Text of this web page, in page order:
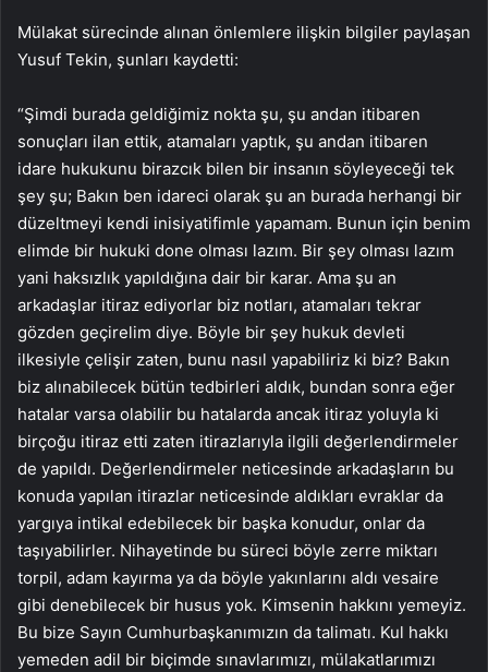
Mülakat sürecinde alınan önlemlere ilişkin bilgiler paylaşan
Yusuf Tekin, şunları kaydetti:
“Şimdi burada geldiğimiz nokta şu, şu andan itibaren
sonuçları ilan ettik, atamaları yaptık, şu andan itibaren
idare hukukunu birazcık bilen bir insanın söyleyeceği tek
şey şu; Bakın ben idareci olarak şu an burada herhangi bir
düzeltmeyi kendi inisiyatifimle yapamam. Bunun için benim
elimde bir hukuki done olması lazım. Bir şey olması lazım
yani haksızlık yapıldığına dair bir karar. Ama şu an
arkadaşlar itiraz ediyorlar biz notları, atamaları tekrar
gözden geçirelim diye. Böyle bir şey hukuk devleti
ilkesiyle çelişir zaten, bunu nasıl yapabiliriz ki biz? Bakın
biz alınabilecek bütün tedbirleri aldık, bundan sonra eğer
hatalar varsa olabilir bu hatalarda ancak itiraz yoluyla ki
birçoğu itiraz etti zaten itirazlarıyla ilgili değerlendirmeler
de yapıldı. Değerlendirmeler neticesinde arkadaşların bu
konuda yapılan itirazlar neticesinde aldıkları evraklar da
yargıya intikal edebilecek bir başka konudur, onlar da
taşıyabilirler. Nihayetinde bu süreci böyle zerre miktarı
torpil, adam kayırma ya da böyle yakınlarını aldı vesaire
gibi denebilecek bir husus yok. Kimsenin hakkını yemeyiz.
Bu bize Sayın Cumhurbaşkanımızın da talimatı. Kul hakkı
yemeden adil bir biçimde sınavlarımızı, mülakatlarımızı